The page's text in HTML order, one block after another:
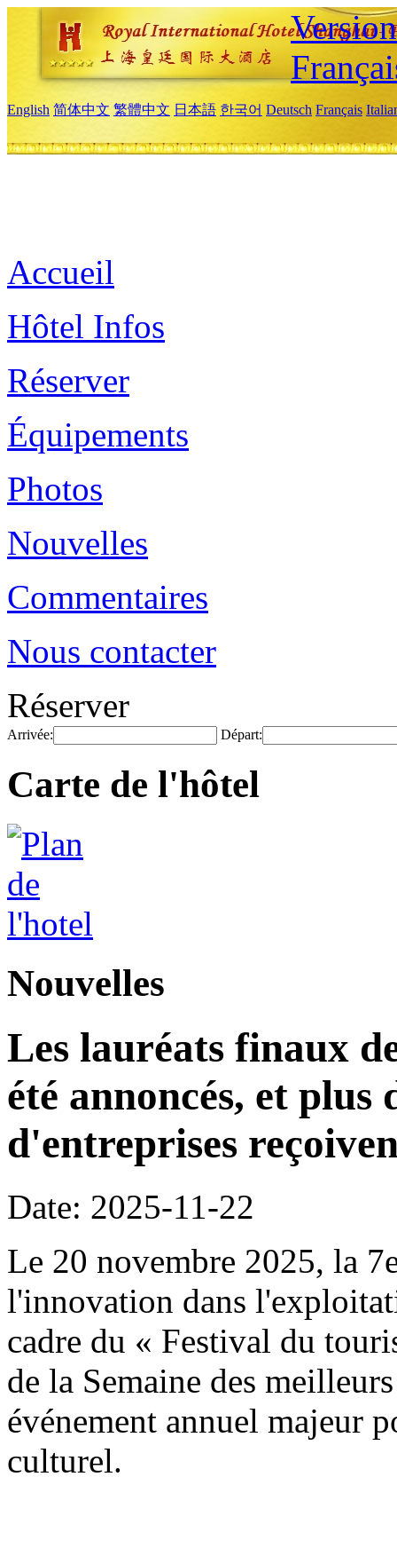
English 简体中文 繁體中文 日本語 한국어 Deutsch Français
Accueil
Hôtel Infos
Réserver
Équipements
Photos
Nouvelles
Commentaires
Nous contacter
Réserver
Arrivée: Départ:
Carte de l'hôtel
Nouvelles
Les lauréats finaux
été annoncés, et
d'entreprises
Date: 2025-11-22
Le 20 novembre 2025, la
l'innovation dans
cadre du « Festival du
de la Semaine des
événement annuel majeur
culturel.